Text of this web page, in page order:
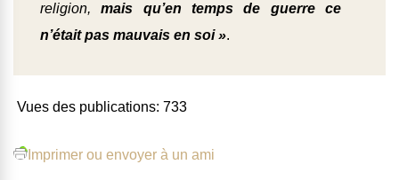
religion,mais qu’en temps de guerre ce
n’était pas mauvais en soi ».
Vues des publications: 733
Imprimer ou envoyer à un ami